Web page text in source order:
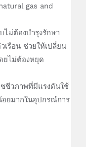
gas and
ม่ต้องบำรุงรักษา
เรือน ช่วยให้เปลี่ยน
ยไม่ต้องหยุด
ซชีวภาพที่มีแรงดันใช้
อยมากในอุปกรณ์การ